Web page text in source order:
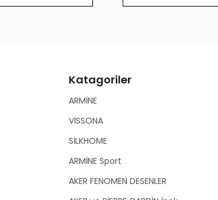
Katagoriler
ARMİNE
VİSSONA
SİLKHOME
ARMİNE Sport
AKER FENOMEN DESENLER